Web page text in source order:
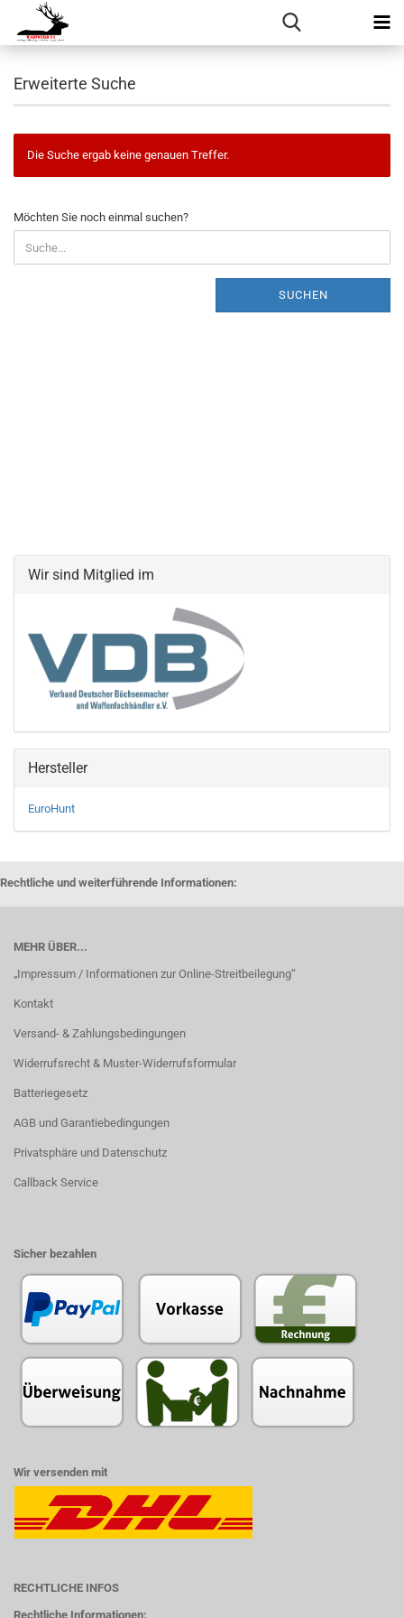
Erweiterte Suche
Die Suche ergab keine genauen Treffer.
MÖCHTEN
SIE
NOCH
EINMAL
Möchten Sie noch einmal suchen?
SUCHEN
Wir sind Mitglied im
Hersteller
EuroHunt
Rechtliche und weiterführende Informationen:
MEHR ÜBER...
„Impressum / Informationen zur Online-Streitbeilegung“
Kontakt
Versand- & Zahlungsbedingungen
Widerrufsrecht & Muster-Widerrufsformular
Batteriegesetz
AGB und Garantiebedingungen
Privatsphäre und Datenschutz
Callback Service
Sicher bezahlen
Wir versenden mit
RECHTLICHE INFOS
Rechtliche Informationen: